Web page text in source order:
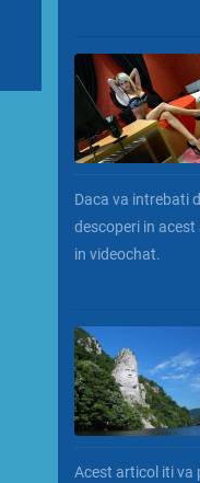
Daca va intrebati
descoperi in
in videochat.
Acest articol iti va